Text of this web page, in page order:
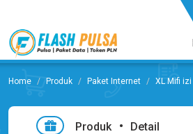
Produk Paket Internet XL Mifi izi
Produk Detail